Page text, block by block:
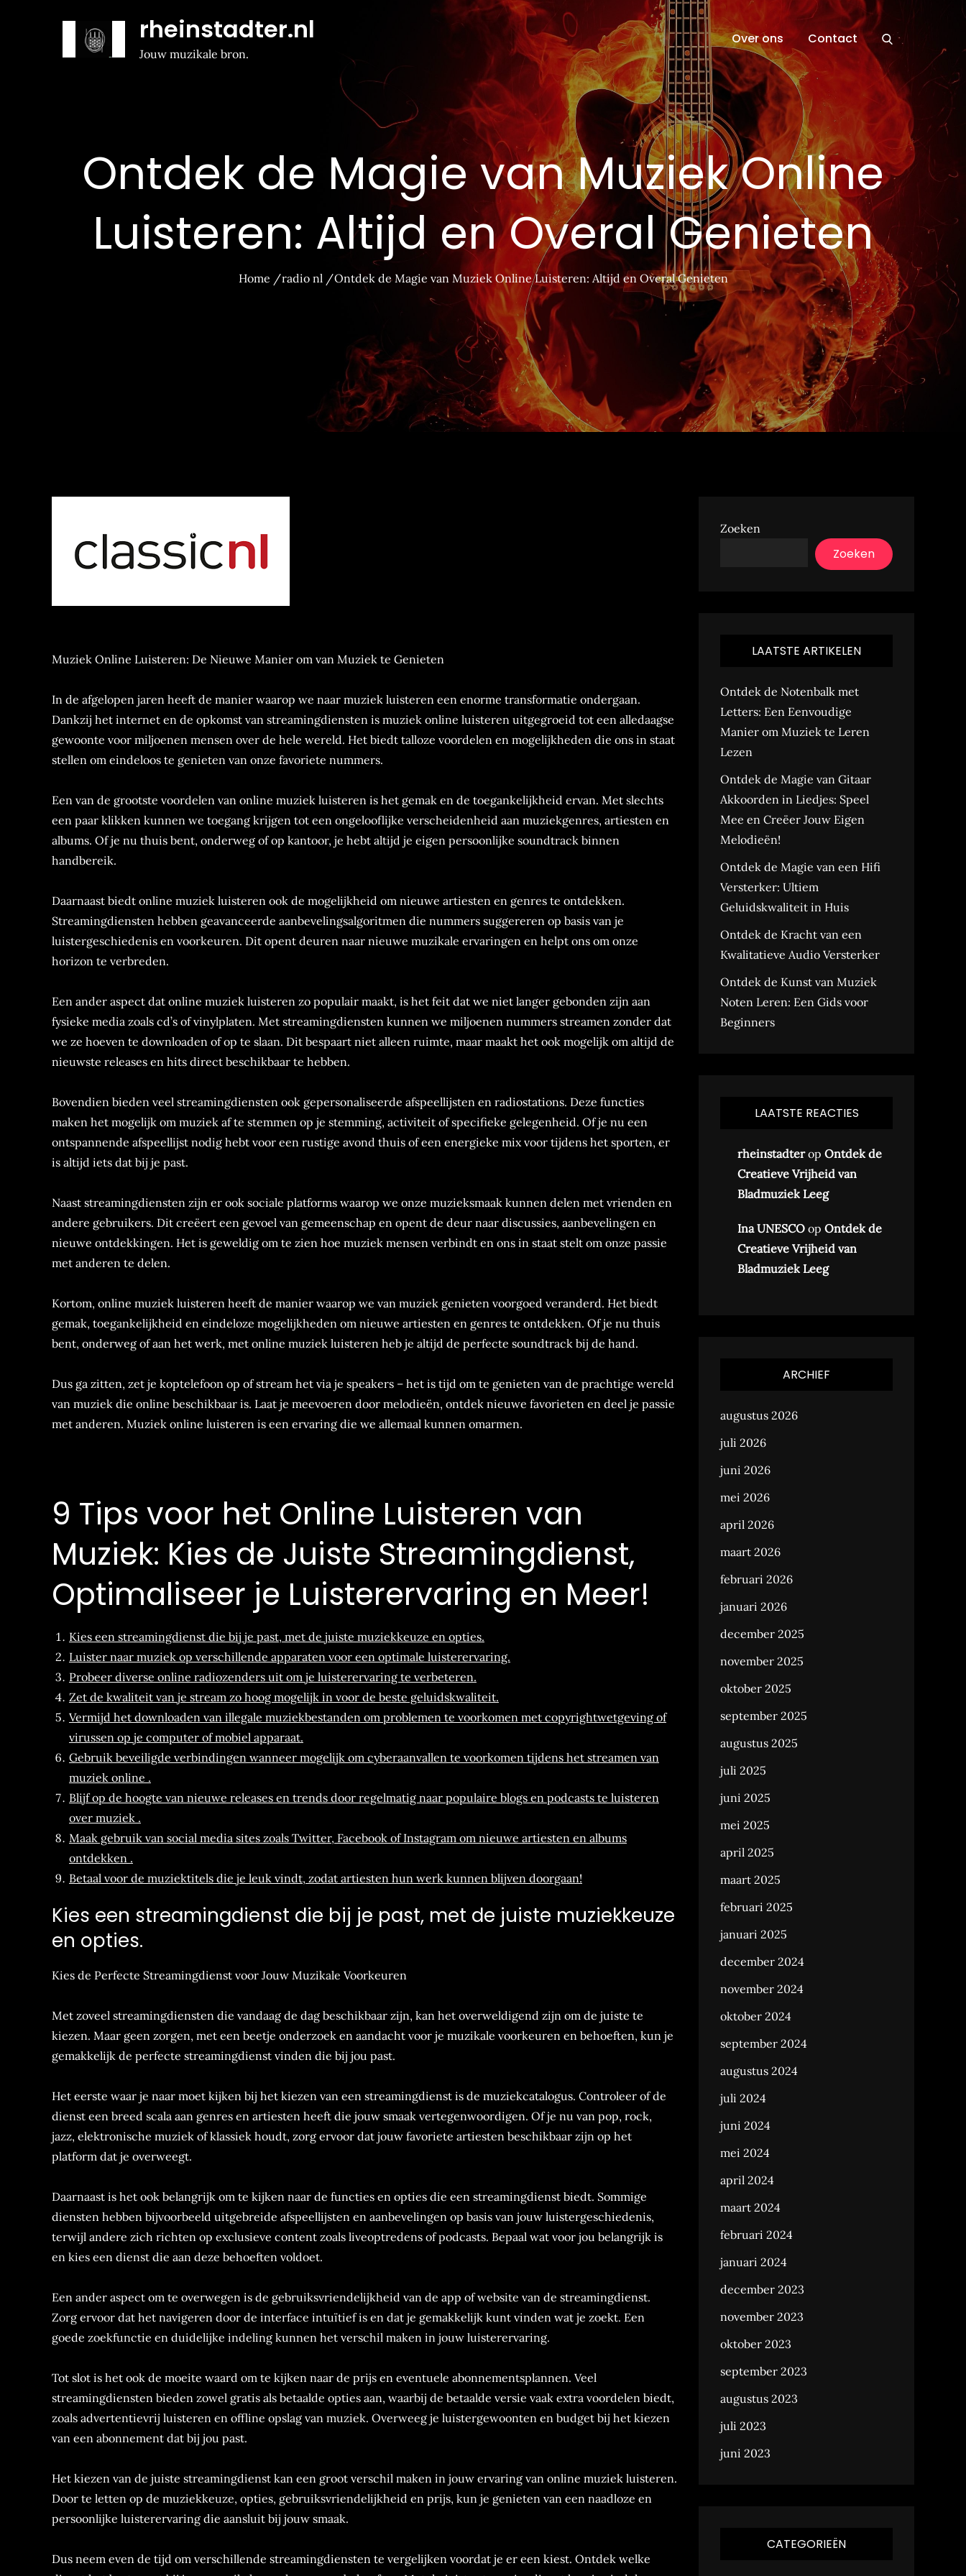
rheinstadter.nl
Jouw muzikale bron.
Over ons Contact
Ontdek de Magie van Muziek Online
Luisteren: Altijd en Overal Genieten
Home radio nl Ontdek de Magie van Muziek Online Luisteren: Altijd en Overal Genieten
Muziek Online Luisteren: De Nieuwe Manier om van Muziek te Genieten
In de afgelopen jaren heeft de manier waarop we naar muziek luisteren een enorme transformatie ondergaan.
Dankzij het internet en de opkomst van streamingdiensten is muziek online luisteren uitgegroeid tot een alledaagse
gewoonte voor miljoenen mensen over de hele wereld. Het biedt talloze voordelen en mogelijkheden die ons in staat
stellen om eindeloos te genieten van onze favoriete nummers.
Een van de grootste voordelen van online muziek luisteren is het gemak en de toegankelijkheid ervan. Met slechts
een paar klikken kunnen we toegang krijgen tot een ongelooflijke verscheidenheid aan muziekgenres, artiesten en
albums. Of je nu thuis bent, onderweg of op kantoor, je hebt altijd je eigen persoonlijke soundtrack binnen
handbereik.
Daarnaast biedt online muziek luisteren ook de mogelijkheid om nieuwe artiesten en genres te ontdekken.
Streamingdiensten hebben geavanceerde aanbevelingsalgoritmen die nummers suggereren op basis van je
luistergeschiedenis en voorkeuren. Dit opent deuren naar nieuwe muzikale ervaringen en helpt ons om onze
horizon te verbreden.
Een ander aspect dat online muziek luisteren zo populair maakt, is het feit dat we niet langer gebonden zijn aan
fysieke media zoals cd’s of vinylplaten. Met streamingdiensten kunnen we miljoenen nummers streamen zonder dat
we ze hoeven te downloaden of op te slaan. Dit bespaart niet alleen ruimte, maar maakt het ook mogelijk om altijd de
nieuwste releases en hits direct beschikbaar te hebben.
Bovendien bieden veel streamingdiensten ook gepersonaliseerde afspeellijsten en radiostations. Deze functies
maken het mogelijk om muziek af te stemmen op je stemming, activiteit of specifieke gelegenheid. Of je nu een
ontspannende afspeellijst nodig hebt voor een rustige avond thuis of een energieke mix voor tijdens het sporten, er
is altijd iets dat bij je past.
Naast streamingdiensten zijn er ook sociale platforms waarop we onze muzieksmaak kunnen delen met vrienden en
andere gebruikers. Dit creëert een gevoel van gemeenschap en opent de deur naar discussies, aanbevelingen en
nieuwe ontdekkingen. Het is geweldig om te zien hoe muziek mensen verbindt en ons in staat stelt om onze passie
met anderen te delen.
Kortom, online muziek luisteren heeft de manier waarop we van muziek genieten voorgoed veranderd. Het biedt
gemak, toegankelijkheid en eindeloze mogelijkheden om nieuwe artiesten en genres te ontdekken. Of je nu thuis
bent, onderweg of aan het werk, met online muziek luisteren heb je altijd de perfecte soundtrack bij de hand.
Dus ga zitten, zet je koptelefoon op of stream het via je speakers – het is tijd om te genieten van de prachtige wereld
van muziek die online beschikbaar is. Laat je meevoeren door melodieën, ontdek nieuwe favorieten en deel je passie
met anderen. Muziek online luisteren is een ervaring die we allemaal kunnen omarmen.
9 Tips voor het Online Luisteren van
Muziek: Kies de Juiste Streamingdienst,
Optimaliseer je Luisterervaring en Meer!
Kies een streamingdienst die bij je past, met de juiste muziekkeuze en opties.
Luister naar muziek op verschillende apparaten voor een optimale luisterervaring.
Probeer diverse online radiozenders uit om je luisterervaring te verbeteren.
Zet de kwaliteit van je stream zo hoog mogelijk in voor de beste geluidskwaliteit.
Vermijd het downloaden van illegale muziekbestanden om problemen te voorkomen met copyrightwetgeving of
virussen op je computer of mobiel apparaat.
Gebruik beveiligde verbindingen wanneer mogelijk om cyberaanvallen te voorkomen tijdens het streamen van
muziek online .
Blijf op de hoogte van nieuwe releases en trends door regelmatig naar populaire blogs en podcasts te luisteren
over muziek .
Maak gebruik van social media sites zoals Twitter, Facebook of Instagram om nieuwe artiesten en albums
ontdekken .
Betaal voor de muziektitels die je leuk vindt, zodat artiesten hun werk kunnen blijven doorgaan!
Kies een streamingdienst die bij je past, met de juiste muziekkeuze
en opties.
Kies de Perfecte Streamingdienst voor Jouw Muzikale Voorkeuren
Met zoveel streamingdiensten die vandaag de dag beschikbaar zijn, kan het overweldigend zijn om de juiste te
kiezen. Maar geen zorgen, met een beetje onderzoek en aandacht voor je muzikale voorkeuren en behoeften, kun je
gemakkelijk de perfecte streamingdienst vinden die bij jou past.
Het eerste waar je naar moet kijken bij het kiezen van een streamingdienst is de muziekcatalogus. Controleer of de
dienst een breed scala aan genres en artiesten heeft die jouw smaak vertegenwoordigen. Of je nu van pop, rock,
jazz, elektronische muziek of klassiek houdt, zorg ervoor dat jouw favoriete artiesten beschikbaar zijn op het
platform dat je overweegt.
Daarnaast is het ook belangrijk om te kijken naar de functies en opties die een streamingdienst biedt. Sommige
diensten hebben bijvoorbeeld uitgebreide afspeellijsten en aanbevelingen op basis van jouw luistergeschiedenis,
terwijl andere zich richten op exclusieve content zoals liveoptredens of podcasts. Bepaal wat voor jou belangrijk is
en kies een dienst die aan deze behoeften voldoet.
Een ander aspect om te overwegen is de gebruiksvriendelijkheid van de app of website van de streamingdienst.
Zorg ervoor dat het navigeren door de interface intuïtief is en dat je gemakkelijk kunt vinden wat je zoekt. Een
goede zoekfunctie en duidelijke indeling kunnen het verschil maken in jouw luisterervaring.
Tot slot is het ook de moeite waard om te kijken naar de prijs en eventuele abonnementsplannen. Veel
streamingdiensten bieden zowel gratis als betaalde opties aan, waarbij de betaalde versie vaak extra voordelen biedt,
zoals advertentievrij luisteren en offline opslag van muziek. Overweeg je luistergewoonten en budget bij het kiezen
van een abonnement dat bij jou past.
Het kiezen van de juiste streamingdienst kan een groot verschil maken in jouw ervaring van online muziek luisteren.
Door te letten op de muziekkeuze, opties, gebruiksvriendelijkheid en prijs, kun je genieten van een naadloze en
persoonlijke luisterervaring die aansluit bij jouw smaak.
Dus neem even de tijd om verschillende streamingdiensten te vergelijken voordat je er een kiest. Ontdek welke
Zoeken
Zoeken
LAATSTE ARTIKELEN
Ontdek de Notenbalk met
Letters: Een Eenvoudige
Manier om Muziek te Leren
Lezen
Ontdek de Magie van Gitaar
Akkoorden in Liedjes: Speel
Mee en Creëer Jouw Eigen
Melodieën!
Ontdek de Magie van een Hifi
Versterker: Ultiem
Geluidskwaliteit in Huis
Ontdek de Kracht van een
Kwalitatieve Audio Versterker
Ontdek de Kunst van Muziek
Noten Leren: Een Gids voor
Beginners
LAATSTE REACTIES
rheinstadterop Ontdek de
Creatieve Vrijheid van
Bladmuziek Leeg
Ina UNESCO op Ontdek de
Creatieve Vrijheid van
Bladmuziek Leeg
ARCHIEF
augustus 2026
juli 2026
juni 2026
mei 2026
april 2026
maart 2026
februari 2026
januari 2026
december 2025
november 2025
oktober 2025
september 2025
augustus 2025
juli 2025
juni 2025
mei 2025
april 2025
maart 2025
februari 2025
januari 2025
december 2024
november 2024
oktober 2024
september 2024
augustus 2024
juli 2024
juni 2024
mei 2024
april 2024
maart 2024
februari 2024
januari 2024
december 2023
november 2023
oktober 2023
september 2023
augustus 2023
juli 2023
juni 2023
CATEGORIEËN